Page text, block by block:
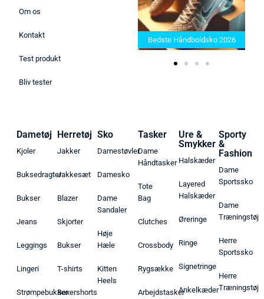
Om os
Kontakt
Test produkt
Bliv tester
Bedste Saunatæppe 2025 –
Find de bedste produkter her!
Bedste Håndboldsko 2026
Dametøj
Kjoler
Buksedragter
Bukser
Jeans
Leggings
Lingeri
Strømpebukser
Herretøj
Jakker
Jakkesæt
Blazer
Skjorter
Bukser
T-shirts
Boxershorts
Sko
Damestøvler
Damesko
Dame
Sandaler
Høje
Hæle
Kitten
Heels
Tasker
Dame
Håndtasker
Tote
Bag
Clutches
Crossbody
Rygsække
Arbejdstasker
Ure &
Smykker
Halskæder
Layered
Halskæder
Øreringe
Ringe
Signetringe
Ankelkæder
Sporty
&
Fashion
Dame
Sportssko
Dame
Træningstøj
Herre
Sportssko
Herre
Træningstøj